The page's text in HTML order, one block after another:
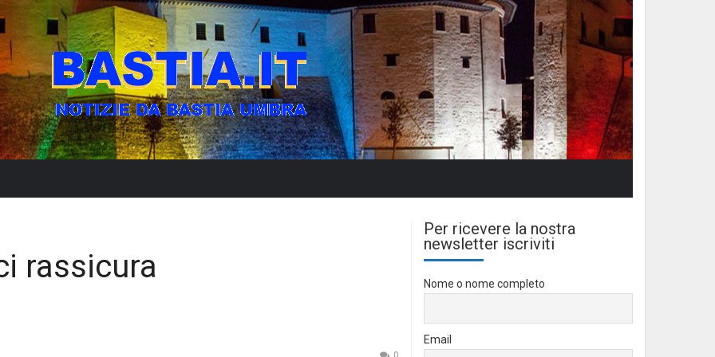
rassicura
Per ricevere la nostra
newsletter iscriviti
Nome o nome completo
Email